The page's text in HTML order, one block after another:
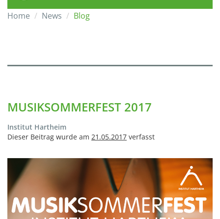
Home News Blog
MUSIKSOMMERFEST 2017
Institut Hartheim
Dieser Beitrag wurde am 21.05.2017 verfasst